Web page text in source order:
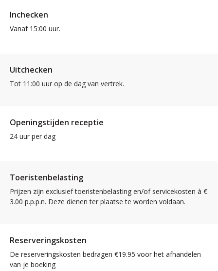
Inchecken
Vanaf 15:00 uur.
Uitchecken
Tot 11:00 uur op de dag van vertrek.
Openingstijden receptie
24 uur per dag
Toeristenbelasting
Prijzen zijn exclusief toeristenbelasting en/of servicekosten à €
3.00 p.p.p.n. Deze dienen ter plaatse te worden voldaan.
Reserveringskosten
De reserveringskosten bedragen €19.95 voor het afhandelen
van je boeking